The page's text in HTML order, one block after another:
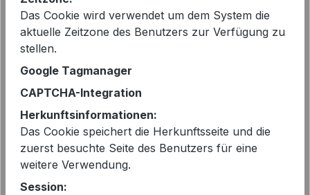
Preise inkl. MwSt. zzgl. Versandkosten
Sofort verfügbar, Lieferzeit: 2-5 Tage
Größe
36
38 40
Produkt Anzahl: Gib den
In den Warenkorb
Das Cookie wird verwendet um dem System die
aktuelle Zeitzone des Benutzers zur Verfügung zu
stellen.
Google Tagmanager
CAPTCHA-Integration
Herkunftsinformationen:
Das Cookie speichert die Herkunftsseite und die
zuerst besuchte Seite des Benutzers für eine
weitere Verwendung.
Session: